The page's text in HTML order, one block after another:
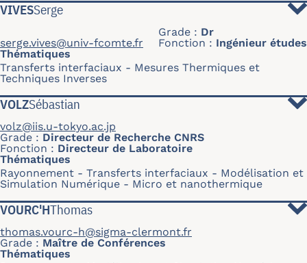
VIVESSerge
serge.vives@univ-fcomte.fr
Grade
Dr
Fonction
Ingénieur études
Thématiques
Transferts interfaciaux
Mesures Thermiques et
Techniques Inverses
VOLZSébastian
volz@iis.u-tokyo.ac.jp
Grade
Directeur de Recherche CNRS
Fonction
Directeur de Laboratoire
Thématiques
Rayonnement
Transferts interfaciaux
Modélisation et
Simulation Numérique
Micro et nanothermique
VOURC'HThomas
thomas.vourc-h@sigma-clermont.fr
Grade
Maître de Conférences
Thématiques